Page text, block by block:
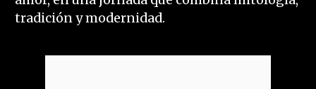
tradición y modernidad.